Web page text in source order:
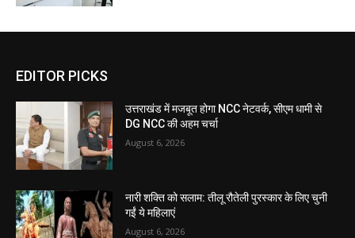
EDITOR PICKS
उत्तराखंड में मजबूत होगा NCC नेटवर्क, सीएम धामी से
DG NCC की अहम चर्चा
August 6, 2026
नारी शक्ति को सलाम: तीलू रौतेली पुरस्कार के लिए चुनी
गईं ये महिलाएं
August 6, 2026